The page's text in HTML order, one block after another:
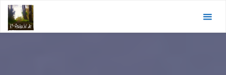
Zum
Inhalt
springen